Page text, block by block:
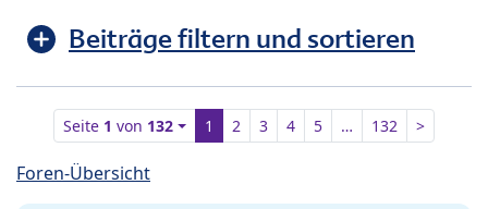
Beiträge filtern und sortieren
Seite 1 von 132 1 2 3 4 5 … 132 >
Foren-Übersicht